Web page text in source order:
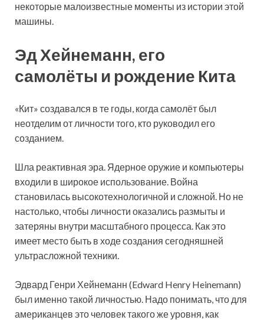
некоторые малоизвестные моменты из истории этой
машины.
Эд Хейнеманн, его
самолёты и рождение Кита
«Кит» создавался в те годы, когда самолёт был
неотделим от личности того, кто руководил его
созданием.
Шла реактивная эра. Ядерное оружие и компьютеры
входили в широкое использование. Война
становилась высокотехнологичной и сложной. Но не
настолько, чтобы личности оказались размыты и
затеряны внутри масштабного процесса. Как это
имеет место быть в ходе создания сегодняшней
ультрасложной техники.
Эдвард Генри Хейнеманн (Edward Henry Heinemann)
был именно такой личностью. Надо понимать, что для
американцев это человек такого же уровня, как